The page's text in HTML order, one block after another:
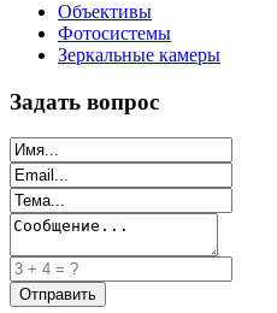
Объективы
Фотосистемы
Зеркальные камеры
Задать вопрос